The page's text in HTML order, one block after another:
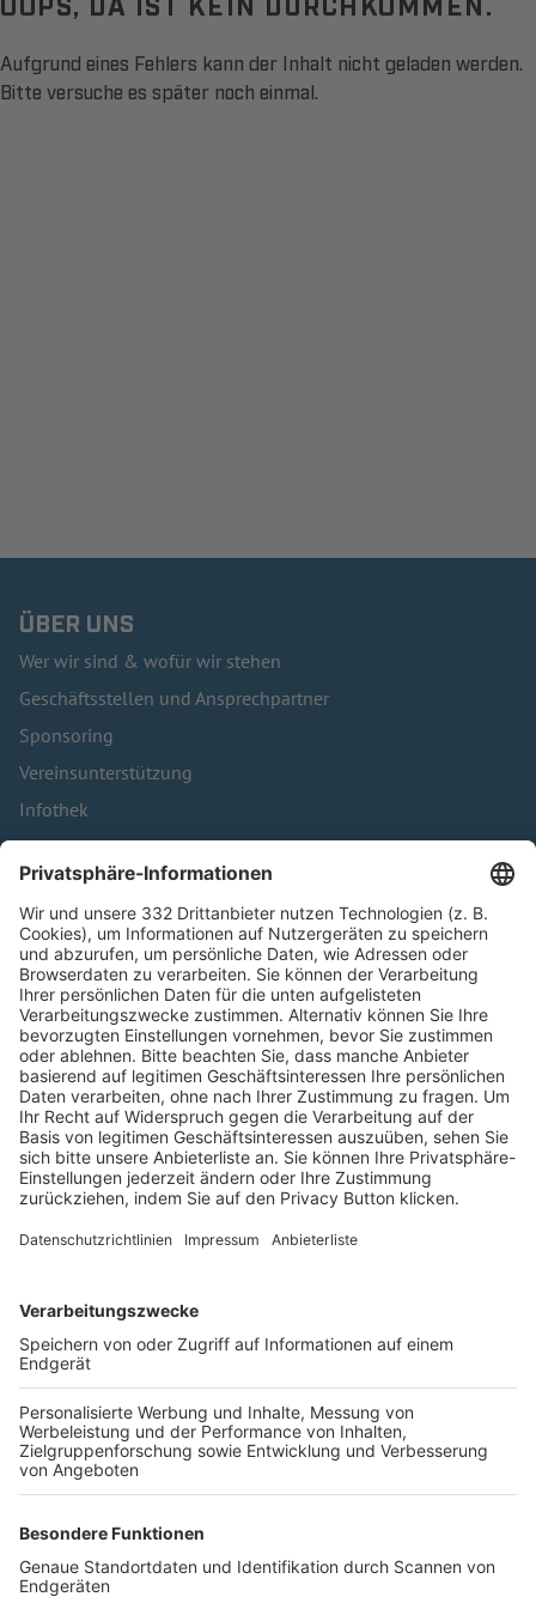
Aufgrund eines Fehlers kann der Inhalt nicht geladen werden.
Bitte versuche es später noch einmal.
ÜBER UNS
Wer wir sind & wofür wir stehen
Geschäftsstellen und Ansprechpartner
Sponsoring
Vereinsunterstützung
Infothek
Kontakt
HÄUFIG BESUCHTE SEITEN
Pässe und Vereinswechsel
Trainerausbildung
Schulungsangebot Vereinsmitarbeiter
BFV-Geschäftsstellen
Trainerbörse
Login SpielPlus
FOLGE DEM BFV
TOP-VEREINE
TOP-PARTNER